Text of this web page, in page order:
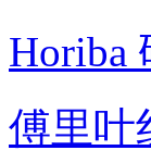
Horiba
傅里叶